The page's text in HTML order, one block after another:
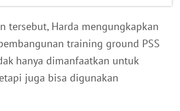
tersebut, Harda mengungkapkan
training ground PSS
hanya dimanfaatkan untuk
juga bisa digunakan